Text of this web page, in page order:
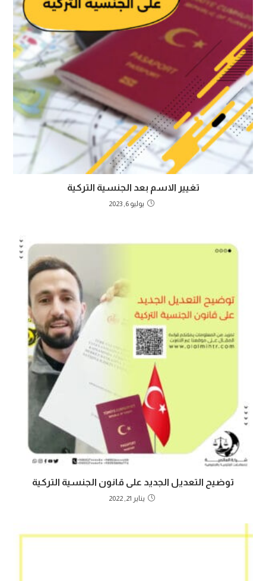
تغيير الاسم بعد الجنسية التركية
يوليو 6, 2023
توضيح التعديل الجديد على قانون الجنسية التركية
يناير 21, 2022